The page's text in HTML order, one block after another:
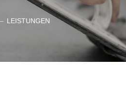
LEISTUNGEN